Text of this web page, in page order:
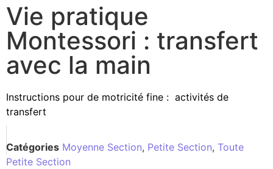
Vie pratique
Montessori : transfert
avec la main
Instructions pour de motricité fine : activités de
transfert
Catégories Moyenne Section, Petite Section, Toute
Petite Section